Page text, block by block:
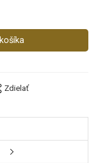
Zdielať